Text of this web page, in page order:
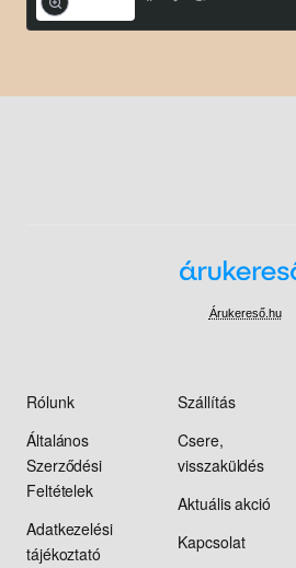
Árukereső.hu
Rólunk
Általános
Szerződési
Feltételek
Adatkezelési
tájékoztató
Szállítás
Csere,
visszaküldés
Aktuális akció
Kapcsolat